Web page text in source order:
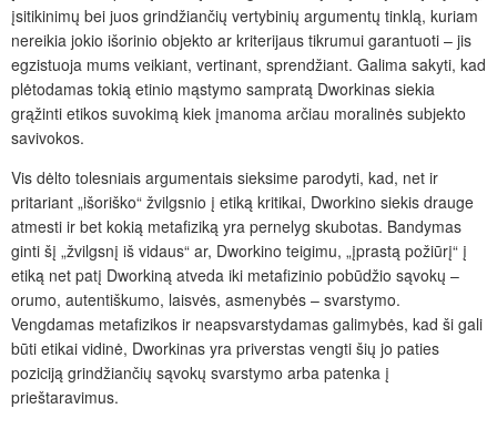
įsitikinimų bei juos grindžiančių vertybinių argumentų tinklą, kuriam
nereikia jokio išorinio objekto ar kriterijaus tikrumui garantuoti – jis
egzistuoja mums veikiant, vertinant, sprendžiant. Galima sakyti, kad
plėtodamas tokią etinio mąstymo sampratą Dworkinas siekia
grąžinti etikos suvokimą kiek įmanoma arčiau moralinės subjekto
savivokos.
Vis dėlto tolesniais argumentais sieksime parodyti, kad, net ir
pritariant „išoriško“ žvilgsnio į etiką kritikai, Dworkino siekis drauge
atmesti ir bet kokią metafiziką yra pernelyg skubotas. Bandymas
ginti šį „žvilgsnį iš vidaus“ ar, Dworkino teigimu, „įprastą požiūrį“ į
etiką net patį Dworkiną atveda iki metafizinio pobūdžio sąvokų –
orumo, autentiškumo, laisvės, asmenybės – svarstymo.
Vengdamas metafizikos ir neapsvarstydamas galimybės, kad ši gali
būti etikai vidinė, Dworkinas yra priverstas vengti šių jo paties
poziciją grindžiančių sąvokų svarstymo arba patenka į
prieštaravimus.